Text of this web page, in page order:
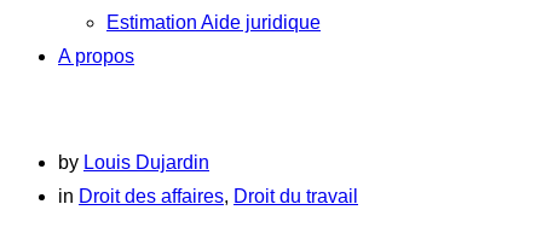
Estimation Aide juridique
A propos
by Louis Dujardin
in Droit des affaires, Droit du travail